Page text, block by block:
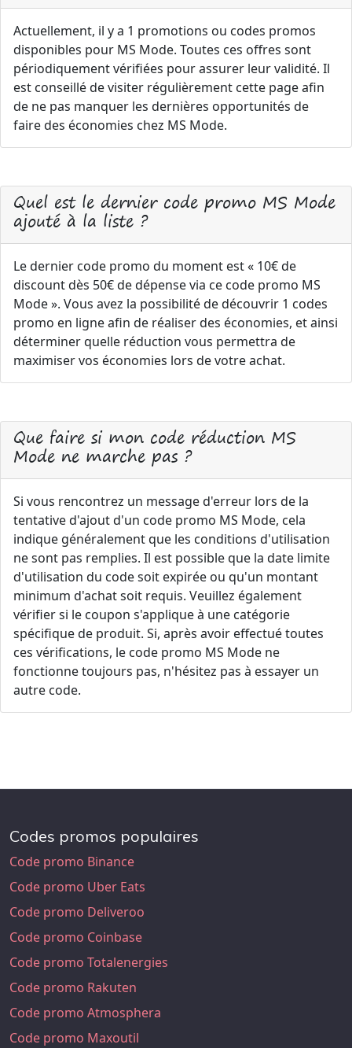
Actuellement, il y a 1 promotions ou codes promos
disponibles pour MS Mode. Toutes ces offres sont
périodiquement vérifiées pour assurer leur validité. Il
est conseillé de visiter régulièrement cette page afin
de ne pas manquer les dernières opportunités de
faire des économies chez MS Mode.
Quel est le dernier code promo MS Mode
ajouté à la liste ?
Le dernier code promo du moment est « 10€ de
discount dès 50€ de dépense via ce code promo MS
Mode ». Vous avez la possibilité de découvrir 1 codes
promo en ligne afin de réaliser des économies, et ainsi
déterminer quelle réduction vous permettra de
maximiser vos économies lors de votre achat.
Que faire si mon code réduction MS
Mode ne marche pas ?
Si vous rencontrez un message d'erreur lors de la
tentative d'ajout d'un code promo MS Mode, cela
indique généralement que les conditions d'utilisation
ne sont pas remplies. Il est possible que la date limite
d'utilisation du code soit expirée ou qu'un montant
minimum d'achat soit requis. Veuillez également
vérifier si le coupon s'applique à une catégorie
spécifique de produit. Si, après avoir effectué toutes
ces vérifications, le code promo MS Mode ne
fonctionne toujours pas, n'hésitez pas à essayer un
autre code.
Codes promos populaires
Code promo Binance
Code promo Uber Eats
Code promo Deliveroo
Code promo Coinbase
Code promo Totalenergies
Code promo Rakuten
Code promo Atmosphera
Code promo Maxoutil